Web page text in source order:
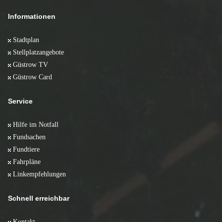
Informationen
Stadtplan
Stellplatzangebote
Güstrow TV
Güstrow Card
Service
Hilfe im Notfall
Fundsachen
Fundtiere
Fahrpläne
Linkempfehlungen
Schnell erreichbar